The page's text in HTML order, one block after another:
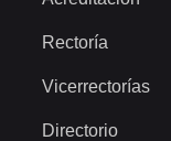
Rectoría
Vicerrectorías
Directorio